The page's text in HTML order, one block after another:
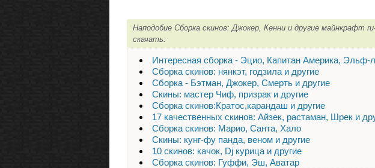
Наподобие Сборка скинов: Джокер, Кенни и другие майнкрафт
скачать:
Интересная сборка - Эцио, Капитан Америка, Эльф-
Сборка скинов: нянкэт, годзила и другие
Сборка - Бэтман, Джокер, Смерть и другие
Скины: мастер Чиф, призрак и другие
Сборка скинов:Кратос,карандаш и другие
17 качественных скинов: Айзек, растаман, Шрек и
Сборка скинов: Марио, Санта, Хало
Скины: кунг-фу панда, веном и другие
10 скинов: качок, Dj курица и другие
Сборка скинов: Гуффи, Эш, Аватар